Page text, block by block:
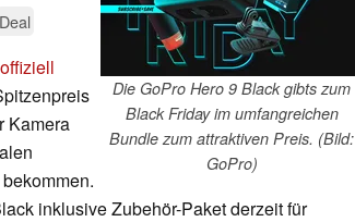
Die GoPro Hero 9 Black gibts zum
Black Friday im umfangreichen
Bundle zum attraktiven Preis. (Bild:
GoPro)
Deal
offiziell
Kamera
inklusive Zubehör-Paket derzeit für